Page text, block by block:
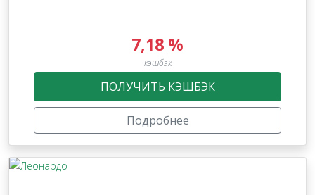
7,18 %
кэшбэк
ПОЛУЧИТЬ КЭШБЭК
Подробнее